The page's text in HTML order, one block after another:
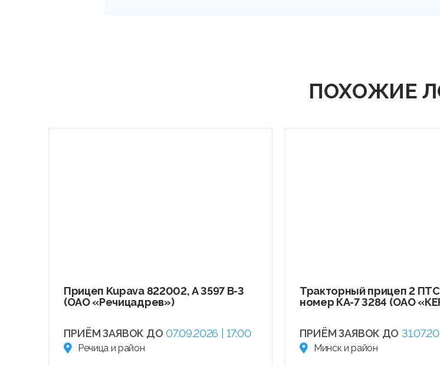
ПОХОЖИЕ
Прицеп Kupava 822002, А 3597 В-3
(ОАО «Речицадрев»)
ПРИЁМ ЗАЯВОК ДО 07.09.2026 | 17:00
Речица и район
Тракторный прицеп 2
номер КА-7 3284 (ОАО
ПРИЁМ ЗАЯВОК ДО
Минск и район